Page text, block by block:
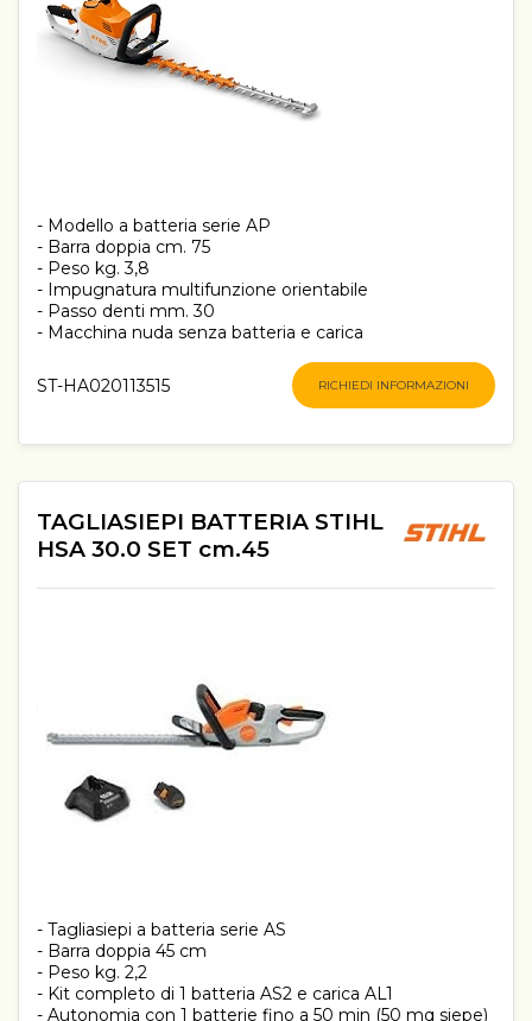
- Modello a batteria serie AP
- Barra doppia cm. 75
- Peso kg. 3,8
- Impugnatura multifunzione orientabile
- Passo denti mm. 30
- Macchina nuda senza batteria e carica
ST-HA020113515 RICHIEDI INFORMAZIONI
TAGLIASIEPI BATTERIA STIHL
HSA 30.0 SET cm.45
- Tagliasiepi a batteria serie AS
- Barra doppia 45 cm
- Peso kg. 2,2
- Kit completo di 1 batteria AS2 e carica AL1
- Autonomia con 1 batterie fino a 50 min (50 mq siepe)